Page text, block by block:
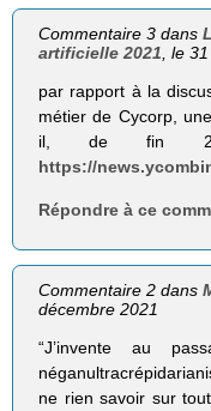
Commentaire 3 dans
artificielle 2021, le
par rapport à la
métier de Cycorp,
il, de fin
https://
Répondre à ce
Commentaire 2 dans
décembre 2021
“J’invente au
ne rien savoir sur